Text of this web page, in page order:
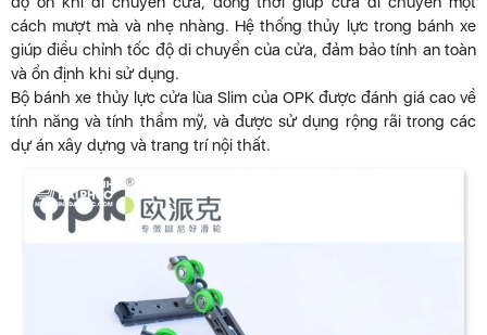
cách mượt mà và nhẹ nhàng. Hệ thống thủy lực trong bánh xe
giúp điều chỉnh tốc độ di chuyển của cửa, đảm bảo tính an toàn
và ổn định khi sử dụng.
Bộ bánh xe thủy lực cửa lùa Slim của OPK được đánh giá cao về
tính năng và tính thẩm mỹ, và được sử dụng rộng rãi trong các
dự án xây dựng và trang trí nội thất.